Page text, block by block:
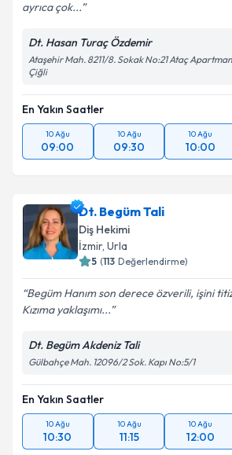
ayrıca çok...
Dt. Hasan Turaç Özdemir
Ataşehir Mah. 8211/8. Sokak No:21 Ataç
Çiğli
En Yakın Saatler
10 Ağu
09:00
10 Ağu
09:30
10 Ağu
10:00
Dt. Begüm Tali
Diş Hekimi
İzmir, Urla
5 (113 Değerlendirme)
Begüm Hanım son derece özverili, işini
Kızıma yaklaşımı...
Dt. Begüm Akdeniz Tali
Gülbahçe Mah. 12096/2 Sok. Kapı No:5/1
En Yakın Saatler
10 Ağu
10:30
10 Ağu
11:15
10 Ağu
12:00